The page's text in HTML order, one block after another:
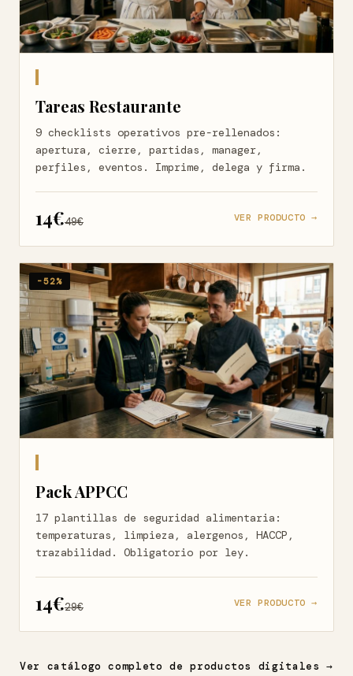
Tareas Restaurante
9 checklists operativos pre-rellenados:
apertura, cierre, partidas, manager,
perfiles, eventos. Imprime, delega y firma.
14€49€ VER PRODUCTO →
-52%
Pack APPCC
17 plantillas de seguridad alimentaria:
temperaturas, limpieza, alergenos, HACCP,
trazabilidad. Obligatorio por ley.
14€29€ VER PRODUCTO →
Ver catálogo completo de productos digitales →